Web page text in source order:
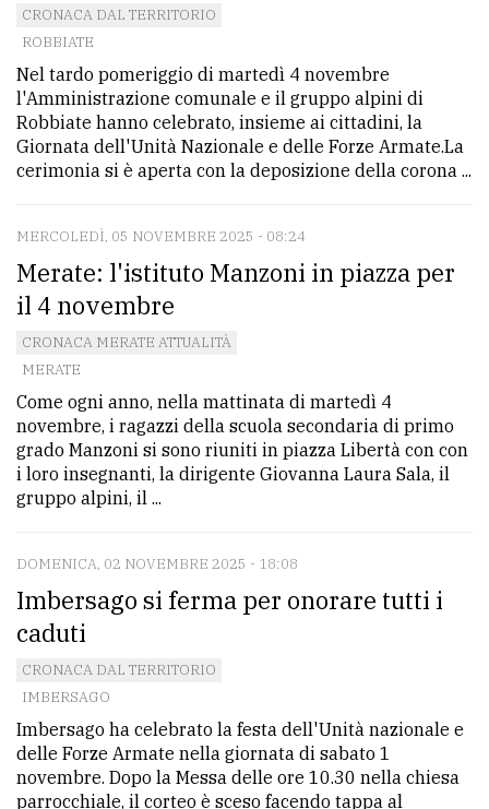
CRONACA DAL TERRITORIO
ROBBIATE
Nel tardo pomeriggio di martedì 4 novembre
l'Amministrazione comunale e il gruppo alpini di
Robbiate hanno celebrato, insieme ai cittadini, la
Giornata dell'Unità Nazionale e delle Forze Armate.La
cerimonia si è aperta con la deposizione della corona ...
MERCOLEDÌ, 05 NOVEMBRE 2025 - 08:24
Merate: l'istituto Manzoni in piazza per
il 4 novembre
CRONACA MERATE ATTUALITÀ
MERATE
Come ogni anno, nella mattinata di martedì 4
novembre, i ragazzi della scuola secondaria di primo
grado Manzoni si sono riuniti in piazza Libertà con con
i loro insegnanti, la dirigente Giovanna Laura Sala, il
gruppo alpini, il ...
DOMENICA, 02 NOVEMBRE 2025 - 18:08
Imbersago si ferma per onorare tutti i
caduti
CRONACA DAL TERRITORIO
IMBERSAGO
Imbersago ha celebrato la festa dell'Unità nazionale e
delle Forze Armate nella giornata di sabato 1
novembre. Dopo la Messa delle ore 10.30 nella chiesa
parrocchiale, il corteo è sceso facendo tappa al